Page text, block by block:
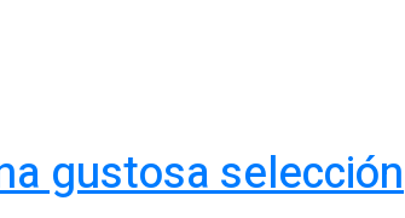
gustosa selección